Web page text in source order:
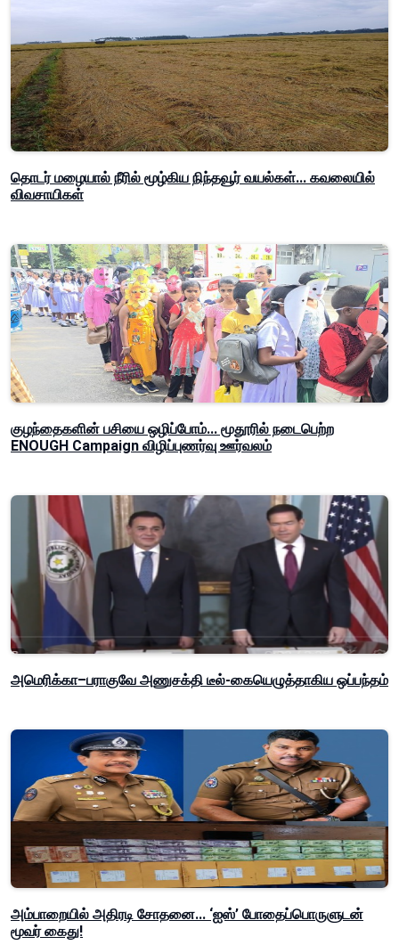
தொடர் மழையால் நீரில் மூழ்கிய நிந்தவூர் வயல்கள்... கவலையில்
விவசாயிகள்
குழந்தைகளின் பசியை ஒழிப்போம்... மூதூரில் நடைபெற்ற
ENOUGH Campaign விழிப்புணர்வு ஊர்வலம்
அமெரிக்கா–பராகுவே அணுசக்தி டீல்-கையெழுத்தாகிய ஒப்பந்தம்
அம்பாறையில் அதிரடி சோதனை... ‘ஐஸ்’ போதைப்பொருளுடன்
மூவர் கைது!